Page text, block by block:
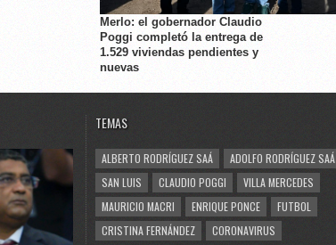
Merlo: el gobernador Claudio
Poggi completó la entrega de
1.529 viviendas pendientes y
nuevas
TEMAS
ALBERTO RODRÍGUEZ SAÁ
ADOLFO RODRÍGUEZ SAÁ
SAN LUIS
CLAUDIO POGGI
VILLA MERCEDES
MAURICIO MACRI
ENRIQUE PONCE
FUTBOL
CRISTINA FERNÁNDEZ
CORONAVIRUS